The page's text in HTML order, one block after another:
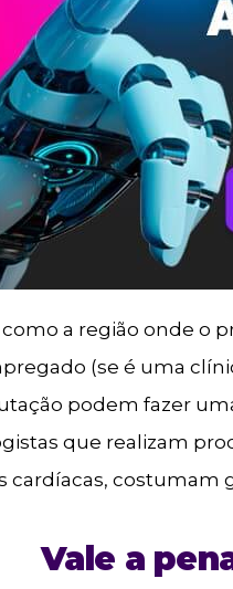
a região onde o
(se é uma
podem fazer
que realizam
cardíacas, costumam
Vale a